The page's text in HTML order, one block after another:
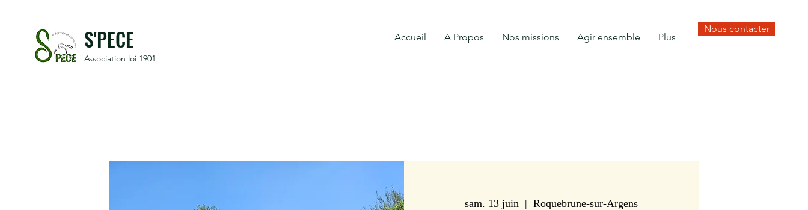
S'PECE
Association loi 1901
Accueil A Propos Nos missions Agir ensemble Plus
Nous contacter
sam. 13 juin
  |
Roquebrune-sur-Argens